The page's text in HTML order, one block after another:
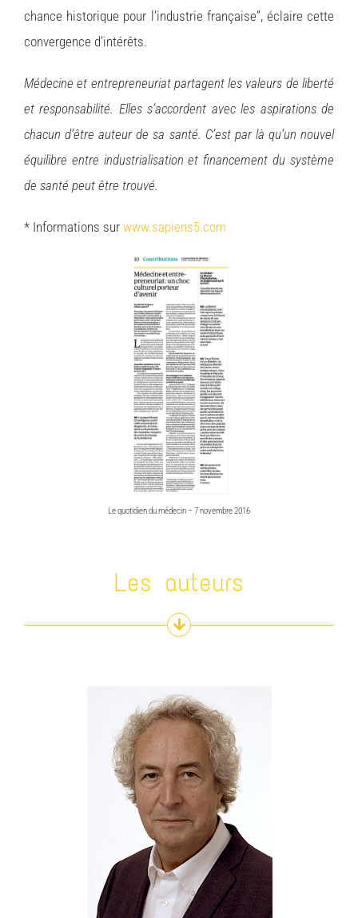
chance historique pour l’industrie française”, éclaire cette
convergence d’intérêts.
Médecine et entrepreneuriat partagent les valeurs de liberté
et responsabilité. Elles s’accordent avec les aspirations de
chacun d’être auteur de sa santé. C’est par là qu’un nouvel
équilibre entre industrialisation et financement du système
de santé peut être trouvé.
* Informations sur www.sapiens5.com
Le quotidien du médecin – 7 novembre 2016
Les auteurs